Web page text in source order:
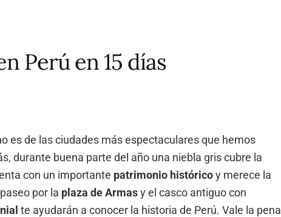
Perú en 15 días
es de las ciudades más espectaculares que hemos
durante buena parte del año una niebla gris cubre la
con un importante patrimonio históricoy merece la
por la plaza de Armasy el casco antiguo con
te ayudarán a conocer la historia de Perú. Vale la pena